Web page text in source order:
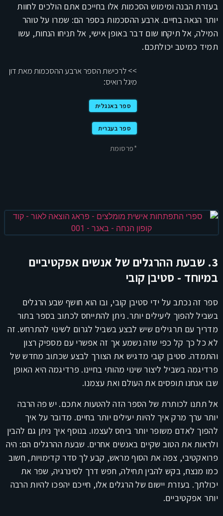
בעזרת הבנה ומימוש הסכמות אלו בחייכם אתם הולכים לחוות
יותר הנאה בחיים. ארבע ההסכמות בספר הם: שמרו על טוהר
המילה, אל תיקחו שום דבר באופן אישי, אל תניחו הנחות, עשו
תמיד כמיטב יכולתכם.
>> לרכישת הספר ארבע ההסכמות מאת דון
מיגל רואיס:
ספר באנגלית
ספר בעברית
*פרסומת
3. שבעת ההרגלים של אנשים אפקטיביים
במיוחד - סטיבן קובי
ספר זה נכתב על ידי סטיבן קובי, ובו הוא חושף שבע הרגלים
בשביל להפוך ליעילים יותר. ניתן להתייחס לכתוב בספר בתור
מדריך עם תרגילים שיש לבצע בשביל לגרום לשינוי להתרחש. זה
לא כל כך קל כפי שזה נשמע אך זה אפשרי עם מספיק רצון
והתמדה. סטיבן קובי מדגיש את הצורך לבצע שכתוב מחדש של
פרדיגמה בשביל ליצור שינוי מהותי בחיינו. פרדיגמה היא האופן
שבו אנחנו תופסים את העולם ואת עצמנו.
אל תתנו לכותרת של הספר הזה להטעות אתכם. יש פה הרבה
יותר ערך מרק איך להיות יעילים יותר בחיים. מדובר על איך
להפוך לאדם משופר יותר ביחס לעצמו. בנוסף איך ניתן גם להבין
ולראות את הטוב שקיים באנשים אחרים. שבעת ההרגלים הם: היה
פרואקטיבי, צפה את הסוף מראש, קבע לך סדר קדימויות, חשוב
כמו מנצח, בקש להבין תחילה, חפש דרך לסינרגיה, שפר את
יכולתך. בעזרת יישום של הרגלים אלו, חייכם יהפכו להיות הרבה
יותר אפקטיביים.